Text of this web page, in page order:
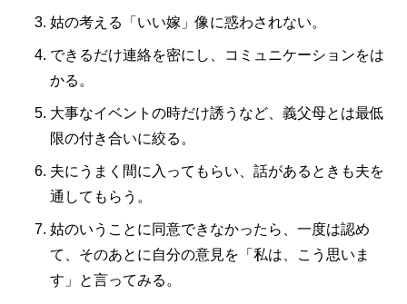
姑の考える「いい嫁」像に惑わされない。
できるだけ連絡を密にし、コミュニケーションをは
かる。
大事なイベントの時だけ誘うなど、義父母とは最低
限の付き合いに絞る。
夫にうまく間に入ってもらい、話があるときも夫を
通してもらう。
姑のいうことに同意できなかったら、一度は認め
て、そのあとに自分の意見を「私は、こう思いま
す」と言ってみる。